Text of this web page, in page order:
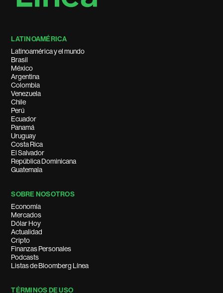
LATINOAMÉRICA
Latinoamérica y el mundo
Brasil
México
Argentina
Colombia
Venezuela
Chile
Perú
Ecuador
Panamá
Uruguay
Costa Rica
El Salvador
República Dominicana
Guatemala
SOBRE NOSOTROS
Economía
Mercados
Dólar Hoy
Actualidad
Cripto
Finanzas Personales
Podcasts
Listas de Bloomberg Línea
TÉRMINOS DE USO